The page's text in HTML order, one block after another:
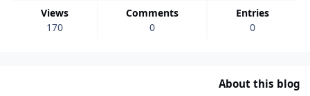
Entries
0
Comments
0
Views
170
About this blog